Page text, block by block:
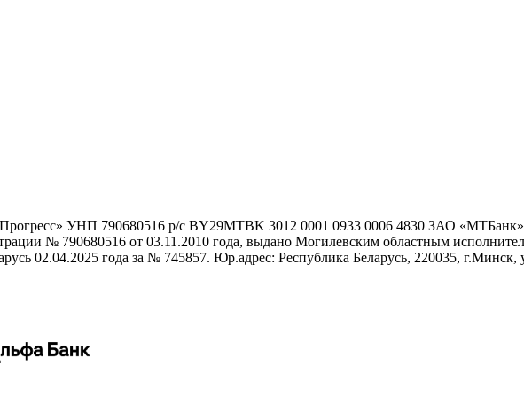
УНП 790680516 р/с BY29MTBK 3012 0001 0933 0006 4830 ЗАО
№ 790680516 от 03.11.2010 года, выдано Могилевским областным
02.04.2025 года за № 745857. Юр.адрес: Республика Беларусь, 220035,